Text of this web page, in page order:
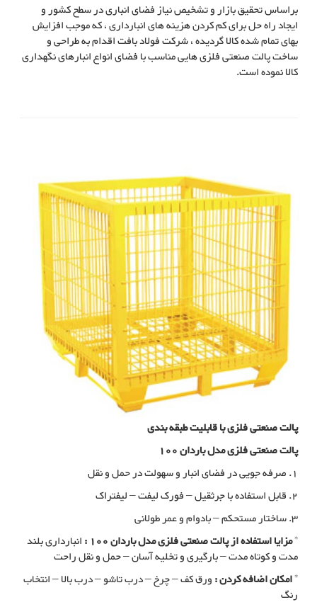
براساس تحقیق بازار و تشخیص نیاز فضای انباری در سطح کشور و
ایجاد راه حل برای کم کردن هزینه های انبارداری ، که موجب افزایش
بهای تمام شده کالا گردیده ، شرکت فولاد بافت اقدام به طراحی و
ساخت پالت صنعتی فلزی هایی مناسب با فضای انواع انبارهای نگهداری
کالا نموده است.
پالت صنعتی فلزی با قابلیت طبقه بندی
پالت صنعتی فلزی مدل باردان 100
1. صرفه جویی در فضای انبار و سهولت در حمل و نقل
2. قابل استفاده با جرثقیل – فورک لیفت – لیفتراک
3. ساختار مستحکم – بادوام و عمر طولانی
*مزایا استفاده از پالت صنعتی فلزی مدل باردان 100 :
انبارداری بلند
مدت و کوتاه مدت – بارگیری و تخلیه آسان – حمل و نقل راحت
*امکان اضافه کردن :ورق کف – چرخ – درب تاشو – درب بالا – انتخاب
رنگ